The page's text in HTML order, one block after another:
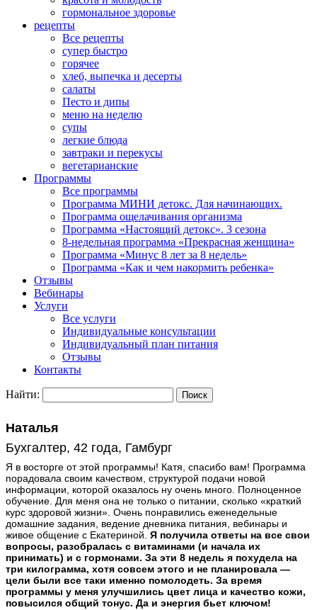
гормональное здоровье
рецепты
Все рецепты
супер быстро
горячее
хлеб, выпечка и десерты
салаты
Песто и дипы
меню на неделю
супы
легкие блюда
завтраки и перекусы
вегетарианские
Программы
Все программы
Программа МИНИ детокс. Для начинающих.
Программа ощелачивания организма
Программа «Настоящий детокс». 3 сезона
8-недельная программа «Прекрасная женщина»
Программа «Минус 8 лет за 8 недель»
Программа «Как и чем накормить ребенка»
Отзывы
Вебинары
Услуги
Все услуги
Индивидуальные консультации
Индивидуальный план питания
Отзывы
Контакты
Найти:
Наталья
Бухгалтер, 42 года, Гамбург
Я в восторге от этой программы! Катя, спасибо вам! Программа
порадовала своим качеством, структурой подачи новой
информации, которой оказалось ну очень много. Полноценное
обучение. Для меня она не только о питании, сколько «краткий
курс здоровой жизни». Очень понравились еженедельные
домашние задания, ведение дневника питания, вебинары и
живое общение с Екатериной. Я получила ответы на все свои
вопросы, разобралась с витаминами (и начала их
принимать) и с гормонами. За эти 8 недель я похудела на
три килограмма, хотя совсем этого и не планировала —
цели были все таки именно помолодеть. За время
программы у меня улучшились цвет лица и качество кожи,
повысился общий тонус. Да и энергия бьет ключом!